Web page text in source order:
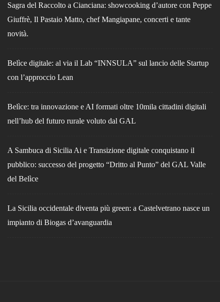
Sagra del Raccolto a Cianciana: showcooking d’autore con Peppe
Giuffrè, Il Pastaio Matto, chef Mangiapane, concerti e tante
novità.
Belìce digitale: al via il Lab “INNSULA” sul lancio delle Startup
con l’approccio Lean
Belìce: tra innovazione e AI formati oltre 10mila cittadini digitali
nell’hub del futuro rurale voluto dal GAL
A Sambuca di Sicilia Ai e Transizione digitale conquistano il
pubblico: successo del progetto “Dritto al Punto” del GAL Valle
del Belìce
La Sicilia occidentale diventa più green: a Castelvetrano nasce un
impianto di Biogas d’avanguardia